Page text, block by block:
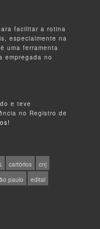
facilitar a rotina
especialmente na
uma ferramenta
empregada no
e teve
no Registro de
cartórios
cnj
paulo
edital